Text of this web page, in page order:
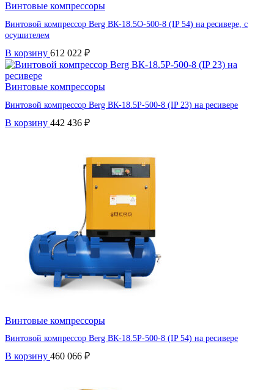
Винтовые компрессоры
Винтовой компрессор Berg ВК-18.5О-500-8 (IP 54) на ресивере, с
осушителем
В корзину 612 022 ₽
Винтовые компрессоры
Винтовой компрессор Berg ВК-18.5Р-500-8 (IP 23) на ресивере
В корзину 442 436 ₽
Винтовые компрессоры
Винтовой компрессор Berg ВК-18.5Р-500-8 (IP 54) на ресивере
В корзину 460 066 ₽